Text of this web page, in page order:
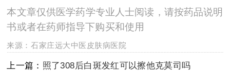
本文章仅供医学药学专业人士阅读，请按药品说明
书或者在药师指导下购买和使用
来源：石家庄远大中医皮肤病医院
上一篇： 照了308后白斑发红可以擦他克莫司吗